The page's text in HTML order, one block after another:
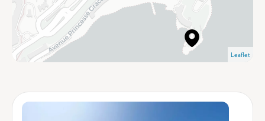
Leaflet